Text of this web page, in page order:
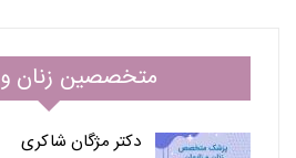
متخصصین زنان و
دکتر مژگان شاکری